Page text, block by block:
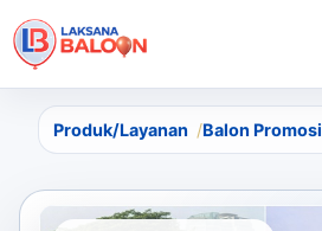
Produk/Layanan Balon Promosi